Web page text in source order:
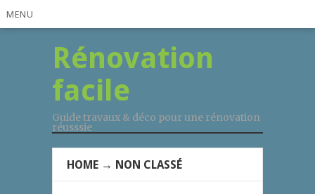
MENU
Rénovation
facile
Guide travaux & déco pour une rénovation
réusssie
HOME → NON CLASSÉ